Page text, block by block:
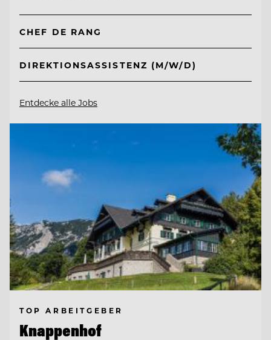
CHEF DE RANG
DIREKTIONSASSISTENZ (M/W/D)
Entdecke alle Jobs
TOP ARBEITGEBER
Knappenhof